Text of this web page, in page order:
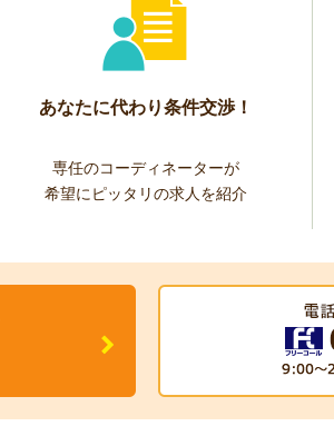
あなたに代わり条件交渉！
専任のコーディネーターが
希望にピッタリの求人を紹介